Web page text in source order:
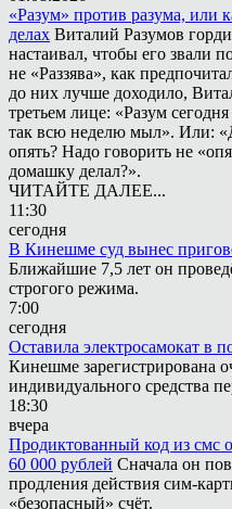
«Разум» против разума, или
делах Виталий Разумов
настаивал, чтобы его звали
не «Раззява», как
до них лучше доходило,
третьем лице: «Разум
так всю неделю мыл». Или:
опять? Надо говорить не
домашку делал?».
ЧИТАЙТЕ ДАЛЕЕ...
11:30
сегодня
В Кинешме суд вынес
Ближайшие 7,5 лет он
строгого режима.
7:00
сегодня
Оставила электросамокат в
Кинешме зарегистрирована
индивидуального средства
18:30
вчера
Продиктованный код из смс
60 000 рублей Сначала он
продления действия сим-
«безопасный» счёт.